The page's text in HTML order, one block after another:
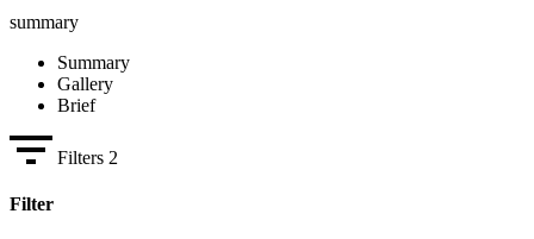
summary
Summary
Gallery
Brief
Filters 2
Filter